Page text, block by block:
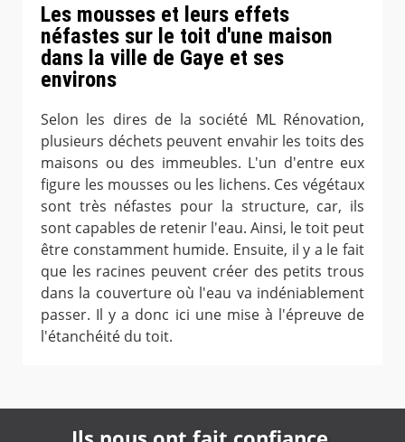
Les mousses et leurs effets
néfastes sur le toit d'une maison
dans la ville de Gaye et ses
environs
Selon les dires de la société ML Rénovation,
plusieurs déchets peuvent envahir les toits des
maisons ou des immeubles. L'un d'entre eux
figure les mousses ou les lichens. Ces végétaux
sont très néfastes pour la structure, car, ils
sont capables de retenir l'eau. Ainsi, le toit peut
être constamment humide. Ensuite, il y a le fait
que les racines peuvent créer des petits trous
dans la couverture où l'eau va indéniablement
passer. Il y a donc ici une mise à l'épreuve de
l'étanchéité du toit.